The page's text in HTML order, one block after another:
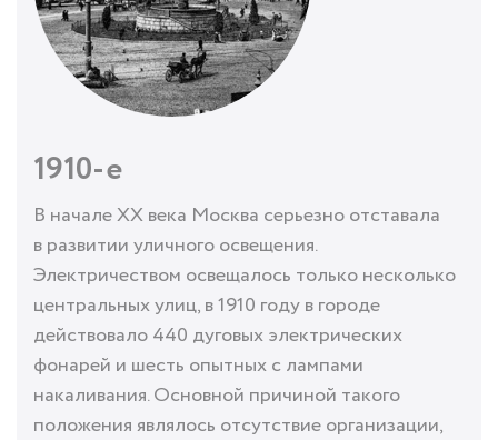
1910-е
В начале ХХ века Москва серьезно отставала
в развитии уличного освещения.
Электричеством освещалось только несколько
центральных улиц, в 1910 году в городе
действовало 440 дуговых электрических
фонарей и шесть опытных с лампами
накаливания. Основной причиной такого
положения являлось отсутствие организации,